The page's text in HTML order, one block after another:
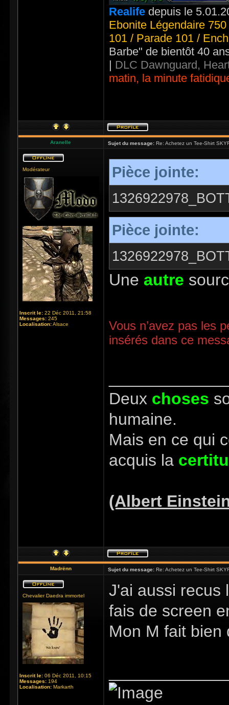
Realife depuis le
Ebonite Légendaire
101 / Parade 101 /
Barbe" de bientôt 40
| DLC Dawnguard,
matin, la minute
Aranelle Sujet du message: Re: Achetez un Tee-Shirt
Modérateur
Inscrit le: 22 Déc 2011, 21:58
Messages: 245
Localisation:Alsace
Pièce jointe:
Pièce jointe:
Une autre
Vous n’avez pas les
insérés dans ce
Deux choses
humaine.
Mais en ce qui
acquis la
(Albert
Madrënn Sujet du message: Re: Achetez un Tee-Shirt
Chevalier Daedra immortel
Inscrit le: 06 Déc 2011, 10:15
Messages: 194
Localisation: Markarth
J'ai aussi recus
fais de screen
Mon M fait bien